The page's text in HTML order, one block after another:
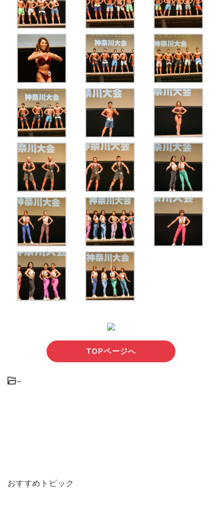
TOPページへ
-
おすすめトピック